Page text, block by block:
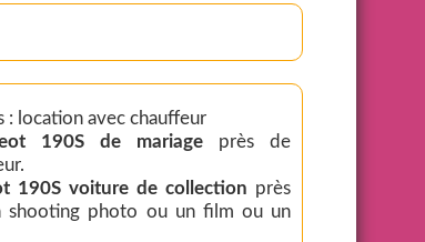
: location avec chauffeur
190S de mariageprès de
190S voiture de collection près
shooting photo ou un film ou un